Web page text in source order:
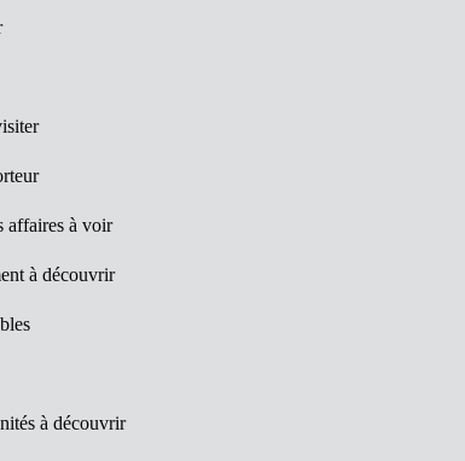
affaires à voir
à découvrir
à découvrir